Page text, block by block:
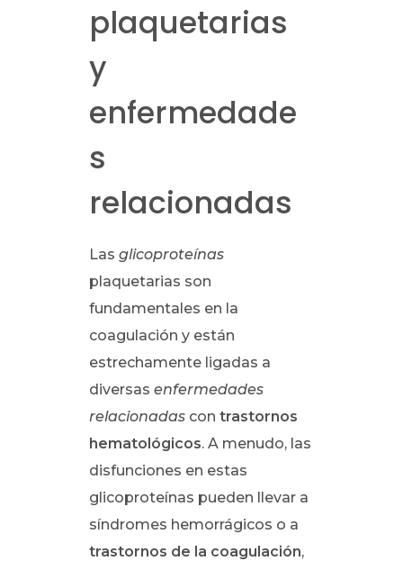
plaquetarias
y
enfermedade
s
relacionadas
Lasglicoproteínas
plaquetarias son
fundamentales en la
coagulación y están
estrechamente ligadas a
diversasenfermedades
relacionadas contrastornos
hematológicos. A menudo, las
disfunciones en estas
glicoproteínas pueden llevar a
síndromes hemorrágicos o a
trastornos de la coagulación,